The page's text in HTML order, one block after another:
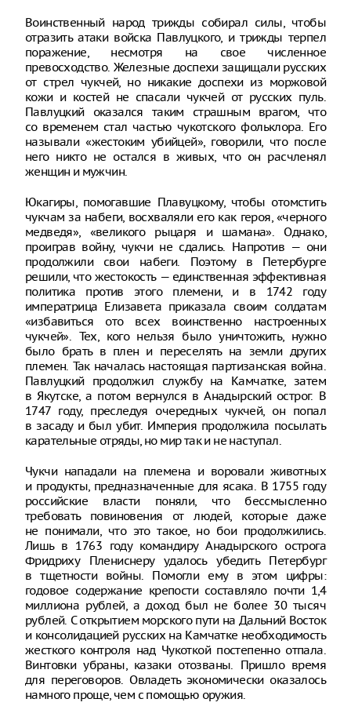
Воинственный народ трижды собирал силы, чтобы
отразить атаки войска Павлуцкого, и трижды терпел
поражение, несмотря на свое численное
превосходство. Железные доспехи защищали русских
от стрел чукчей, но никакие доспехи из моржовой
кожи и костей не спасали чукчей от русских пуль.
Павлуцкий оказался таким страшным врагом, что
со временем стал частью чукотского фольклора. Его
называли «жестоким убийцей», говорили, что после
него никто не остался в живых, что он расчленял
женщин и мужчин.
Юкагиры, помогавшие Плавуцкому, чтобы отомстить
чукчам за набеги, восхваляли его как героя, «черного
медведя», «великого рыцаря и шамана». Однако,
проиграв войну, чукчи не сдались. Напротив — они
продолжили свои набеги. Поэтому в Петербурге
решили, что жестокость — единственная эффективная
политика против этого племени, и в 1742 году
императрица Елизавета приказала своим солдатам
«избавиться ото всех воинственно настроенных
чукчей». Тех, кого нельзя было уничтожить, нужно
было брать в плен и переселять на земли других
племен. Так началась настоящая партизанская война.
Павлуцкий продолжил службу на Камчатке, затем
в Якутске, а потом вернулся в Анадырский острог. В
1747 году, преследуя очередных чукчей, он попал
в засаду и был убит. Империя продолжила посылать
карательные отряды, но мир так и не наступал.
Чукчи нападали на племена и воровали животных
и продукты, предназначенные для ясака. В 1755 году
российские власти поняли, что бессмысленно
требовать повиновения от людей, которые даже
не понимали, что это такое, но бои продолжились.
Лишь в 1763 году командиру Анадырского острога
Фридриху Плениснеру удалось убедить Петербург
в тщетности войны. Помогли ему в этом цифры:
годовое содержание крепости составляло почти 1,4
миллиона рублей, а доход был не более 30 тысяч
рублей. С открытием морского пути на Дальний Восток
и консолидацией русских на Камчатке необходимость
жесткого контроля над Чукоткой постепенно отпала.
Винтовки убраны, казаки отозваны. Пришло время
для переговоров. Овладеть экономически оказалось
намного проще, чем с помощью оружия.